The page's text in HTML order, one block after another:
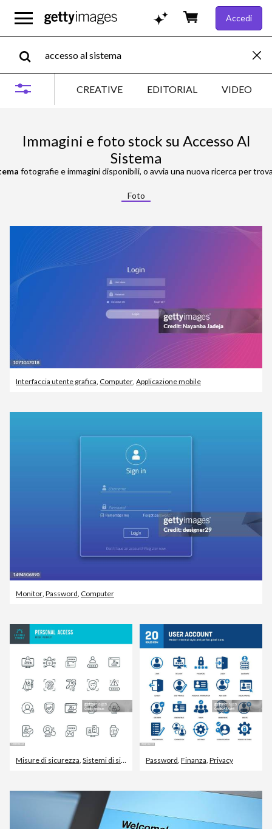
Accedi
CREATIVE EDITORIAL VIDEO
Immagini e foto stock su Accesso Al
Sistema
fotografie e immagini disponibili, o avvia una nuova ricerca per
Foto
Interfaccia utente grafica Computer Applicazione mobile
Monitor, Password, Computer
Misure di sicurezza, Sistemi di sicurezza ,Identità
Password, Finanza, Privacy